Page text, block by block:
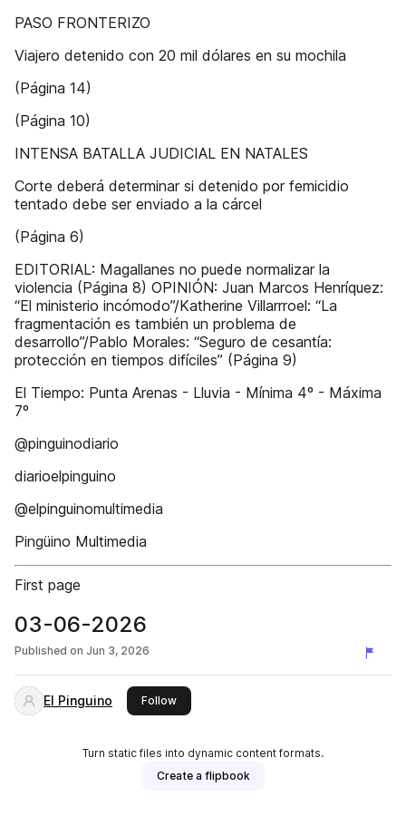
PASO FRONTERIZO
Viajero detenido con 20 mil dólares en su mochila
(Página 14)
(Página 10)
INTENSA BATALLA JUDICIAL EN NATALES
Corte deberá determinar si detenido por femicidio
tentado debe ser enviado a la cárcel
(Página 6)
EDITORIAL: Magallanes no puede normalizar la
violencia (Página 8) OPINIÓN: Juan Marcos Henríquez:
“El ministerio incómodo”/Katherine Villarrroel: “La
fragmentación es también un problema de
desarrollo”/Pablo Morales: “Seguro de cesantía:
protección en tiempos difíciles” (Página 9)
El Tiempo: Punta Arenas - Lluvia - Mínima 4º - Máxima
7º
@pinguinodiario
diarioelpinguino
@elpinguinomultimedia
Pingüino Multimedia
First page
03-06-2026
Published on Jun 3, 2026
El Pinguino Followthis publisher
Turn static files into dynamic content formats.
Create a flipbook